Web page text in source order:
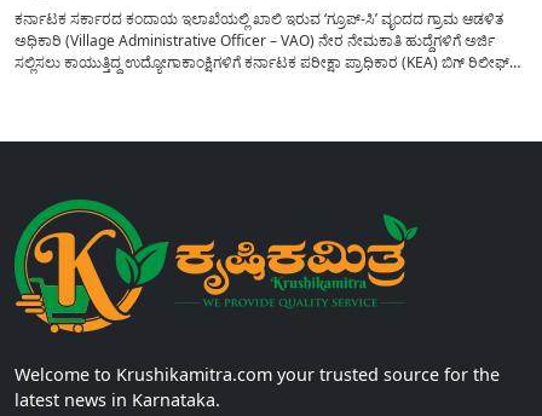
ಕರ್ನಾಟಕ ಸರ್ಕಾರದ ಕಂದಾಯ ಇಲಾಖೆಯಲ್ಲಿ ಖಾಲಿ ಇರುವ ‘ಗ್ರೂಪ್-ಸಿ’ ವೃಂದದ ಗ್ರಾಮ ಆಡಳಿತ
ಅಧಿಕಾರಿ (Village Administrative Officer – VAO) ನೇರ ನೇಮಕಾತಿ ಹುದ್ದೆಗಳಿಗೆ ಅರ್ಜಿ
ಸಲ್ಲಿಸಲು ಕಾಯುತ್ತಿದ್ದ ಉದ್ಯೋಗಾಕಾಂಕ್ಷಿಗಳಿಗೆ ಕರ್ನಾಟಕ ಪರೀಕ್ಷಾ ಪ್ರಾಧಿಕಾರ (KEA) ಬಿಗ್ ರಿಲೀಫ್
Welcome to Krushikamitra.com your trusted source for the
latest news in Karnataka.